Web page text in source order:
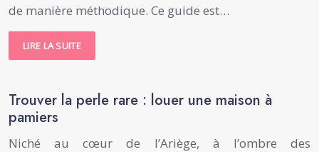
de manière méthodique. Ce guide est…
LIRE LA SUITE
Trouver la perle rare : louer une maison à
pamiers
Niché au cœur de l’Ariège, à l’ombre des